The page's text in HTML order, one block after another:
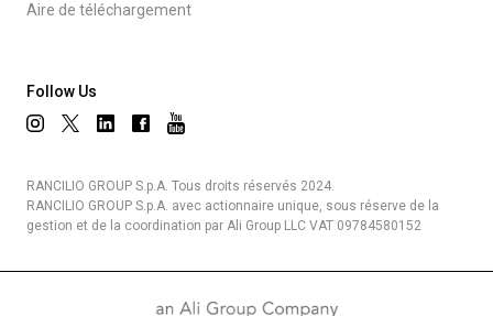
Aire de téléchargement
Follow Us
RANCILIO GROUP S.p.A. Tous droits réservés 2024.
RANCILIO GROUP S.p.A. avec actionnaire unique, sous réserve de la
gestion et de la coordination par Ali Group LLC VAT 09784580152